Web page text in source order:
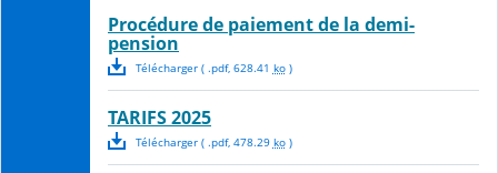
Procédure de paiement de la demi-
pension
Télécharger( .pdf, 628.41 ko)
TARIFS 2025
Télécharger( .pdf, 478.29 ko)